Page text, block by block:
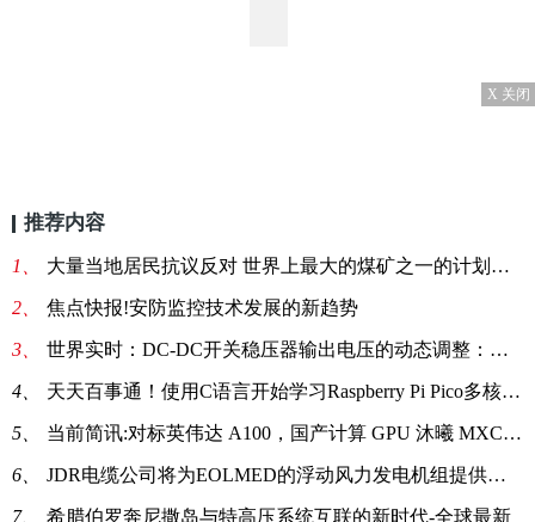
X 关闭
推荐内容
1、 大量当地居民抗议反对 世界上最大的煤矿之一的计划在印度受到挑战_每日速看
2、 焦点快报!安防监控技术发展的新趋势
3、 世界实时：DC-DC开关稳压器输出电压的动态调整：一个小妙招儿，帮你实现！
4、 天天百事通！使用C语言开始学习Raspberry Pi Pico多核微控制器板
5、 当前简讯:对标英伟达 A100，国产计算 GPU 沐曦 MXC500 仅用 5 小时成功点亮
6、 JDR电缆公司将为EOLMED的浮动风力发电机组提供动态电缆-热讯
7、 希腊伯罗奔尼撒岛与特高压系统互联的新时代-全球最新